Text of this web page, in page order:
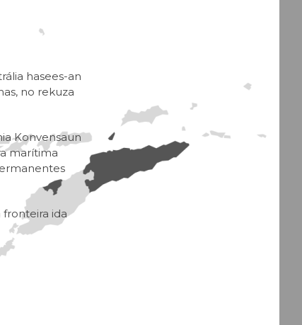
hasees-an
no rekuza
Konvensaun
marítima
ida